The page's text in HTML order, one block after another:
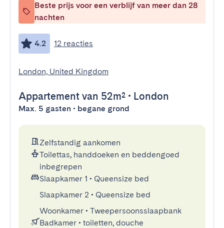
Beste prijs voor een verblijf van meer dan 28
nachten
4.2 12 reacties
London, United Kingdom
Appartement van 52m² • London
Max. 5 gasten • begane grond
Zelfstandig aankomen
Toilettas, handdoeken en beddengoed
inbegrepen
Slaapkamer 1 • Queensize bed
Slaapkamer 2 • Queensize bed
Woonkamer • Tweepersoonsslaapbank
Badkamer • toiletten, douche